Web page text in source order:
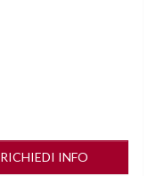
RICHIEDI INFO